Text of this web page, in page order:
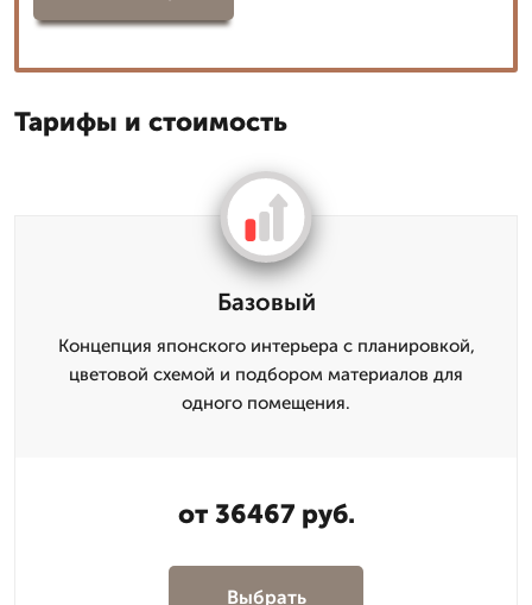
Тарифы и стоимость
Базовый
Концепция японского интерьера с планировкой,
цветовой схемой и подбором материалов для
одного помещения.
от 36467 руб.
Выбрать